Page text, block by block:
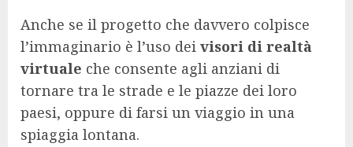
Anche se il progetto che davvero colpisce
l’immaginario è l’uso dei visori di realtà
virtuale che consente agli anziani di
tornare tra le strade e le piazze dei loro
paesi, oppure di farsi un viaggio in una
spiaggia lontana.